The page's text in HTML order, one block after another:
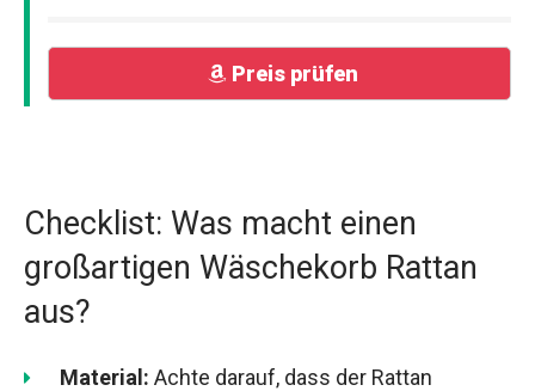
Preis prüfen
Checklist: Was macht einen
großartigen Wäschekorb Rattan
aus?
Material: Achte darauf, dass der Rattan